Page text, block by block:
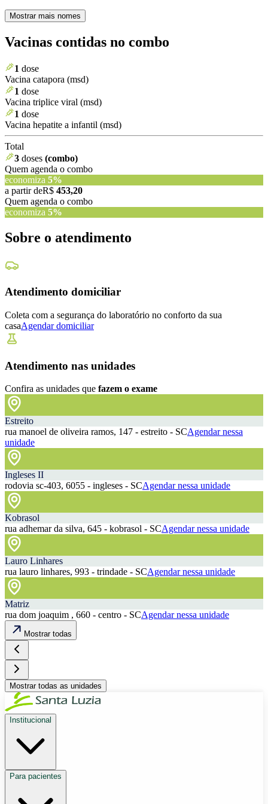
Mostrar mais nomes
Vacinas contidas no combo
1 dose
Vacina catapora (msd)
1 dose
Vacina triplice viral (msd)
1 dose
Vacina hepatite a infantil (msd)
Total
3 doses (combo)
Quem agenda o combo
economiza 5%
a partir deR$ 453,20
Quem agenda o combo
economiza 5%
Sobre o atendimento
Atendimento domiciliar
Coleta com a segurança do laboratório no conforto da sua
casaAgendar domiciliar
Atendimento nas unidades
Confira as unidades que fazem o exame
Estreito
rua manoel de oliveira ramos, 147 - estreito - SCAgendar nessa
unidade
Ingleses II
rodovia sc-403, 6055 - ingleses - SCAgendar nessa unidade
Kobrasol
rua adhemar da silva, 645 - kobrasol - SCAgendar nessa unidade
Lauro Linhares
rua lauro linhares, 993 - trindade - SCAgendar nessa unidade
Matriz
rua dom joaquim , 660 - centro - SCAgendar nessa unidade
Mostrar todas
Mostrar todas as unidades
Institucional
Para pacientes